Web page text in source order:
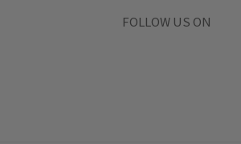
FOLLOW US ON